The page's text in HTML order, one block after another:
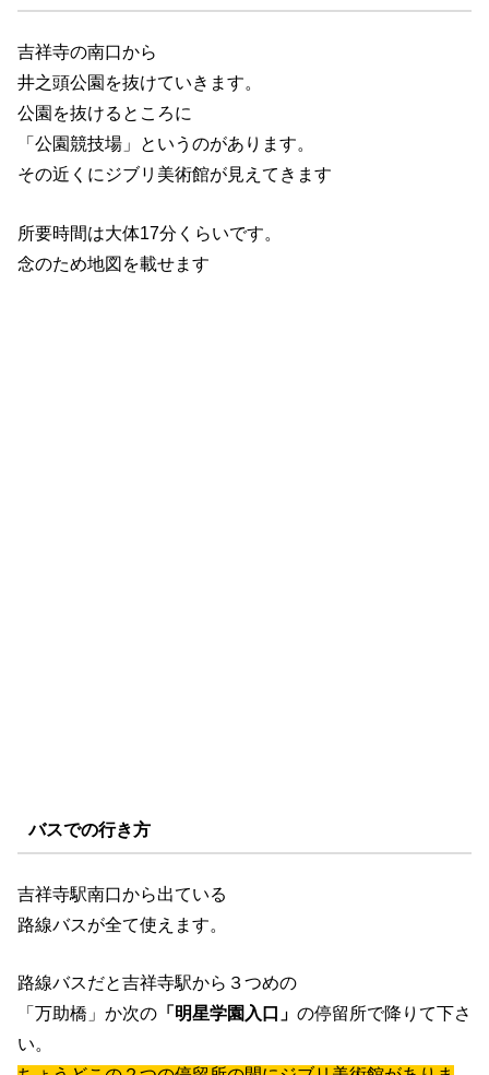
吉祥寺の南口から
井之頭公園を抜けていきます。
公園を抜けるところに
「公園競技場」というのがあります。
その近くにジブリ美術館が見えてきます
所要時間は大体17分くらいです。
念のため地図を載せます
バスでの行き方
吉祥寺駅南口から出ている
路線バスが全て使えます。
路線バスだと吉祥寺駅から３つめの
「万助橋」か次の 「明星学園入口」 の停留所で降りて下さ
い。